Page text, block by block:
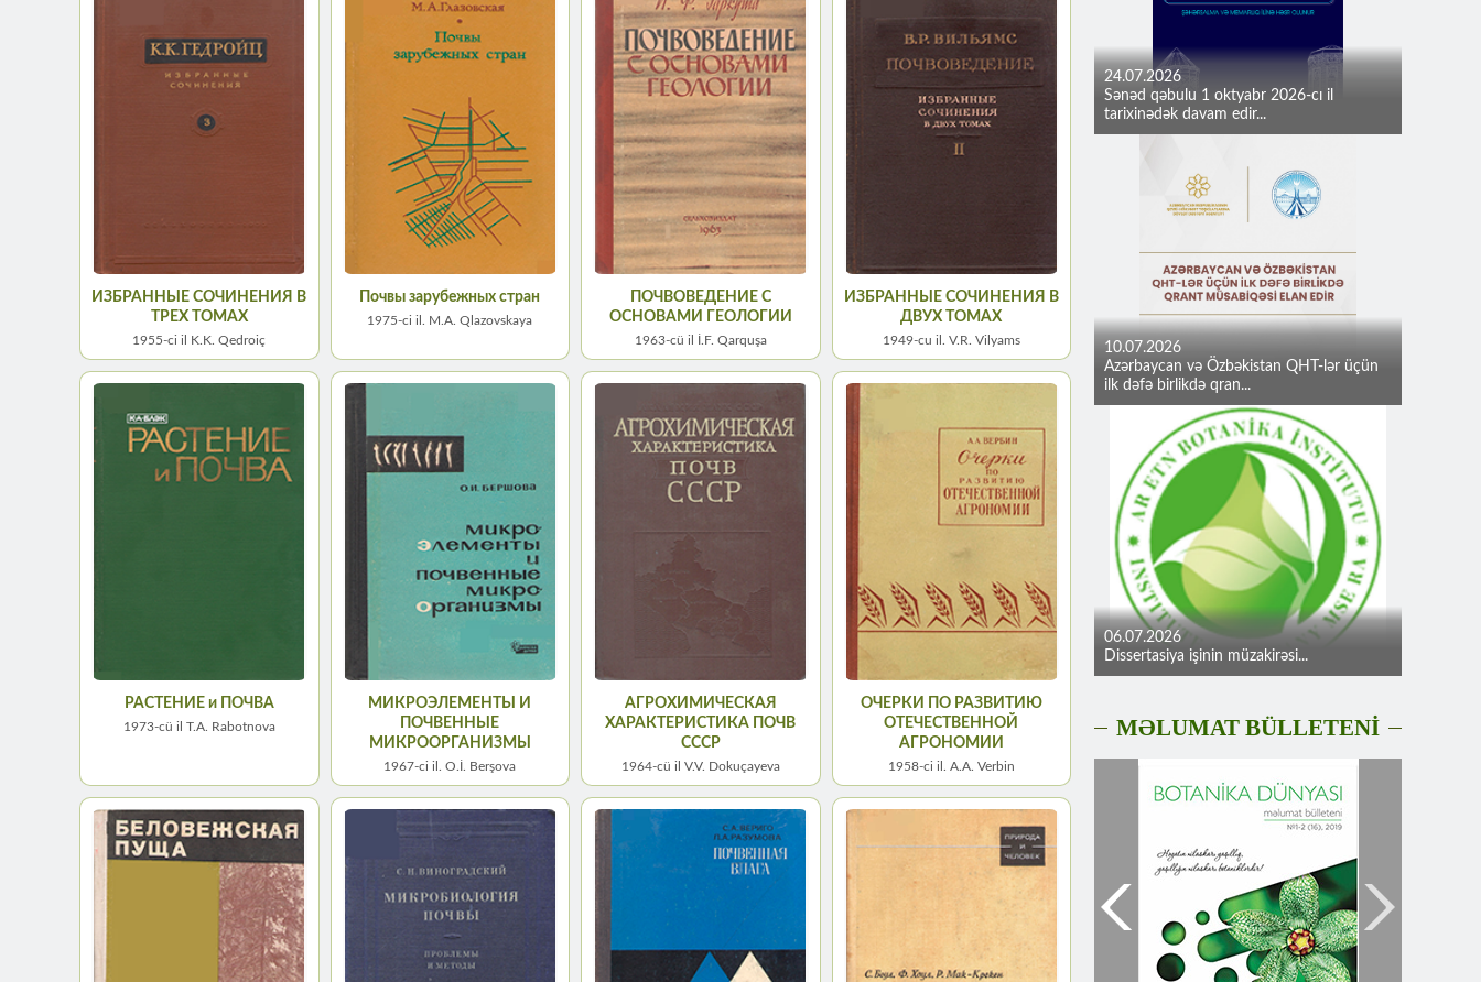
ИЗБРАННЫЕ СОЧИНЕНИЯ В
ТРЕХ ТОМАХ
1955-ci il K.K. Qedroiç
Почвы зарубежных стран
1975-сi il. M.A. Qlazovskaya
ПОЧВОВЕДЕНИЕ С
ОСНОВАМИ ГЕОЛОГИИ
1963-cü il İ.F. Qarquşa
ИЗБРАННЫЕ СОЧИНЕНИЯ В
ДВУХ ТОМАХ
1949-сu il. V.R. Vilyams
РАСТЕНИЕ и ПОЧВА
1973-cü il T.A. Rabotnova
МИКРОЭЛЕМЕНТЫ И
ПОЧВЕННЫЕ
МИКРООРГАНИЗМЫ
1967-сi il. O.İ. Berşova
АГРОХИМИЧЕСКАЯ
ХАРАКТЕРИСТИКА ПОЧВ
СССР
1964-cü il V.V. Dokuçayeva
ОЧЕРКИ ПО РАЗВИТИЮ
ОТЕЧЕСТВЕННОЙ
АГРОНОМИИ
1958-сi il. A.A. Verbin
24.07.2026
Sənəd qəbulu 1 oktyabr 2026-cı il
tarixinədək davam edir...
10.07.2026
Azərbaycan və Özbəkistan QHT-lər üçün
ilk dəfə birlikdə qran...
06.07.2026
Dissertasiya işinin müzakirəsi...
MƏLUMAT BÜLLETENİ